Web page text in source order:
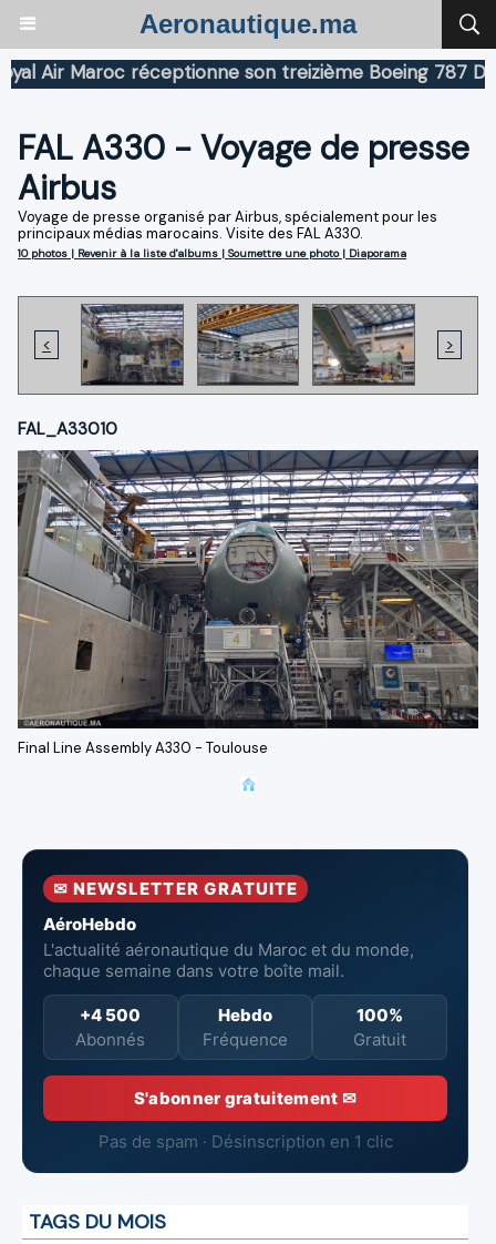
Aeronautique.ma
Maroc réceptionne son treizième Boeing 787
FAL A330 - Voyage de presse
Airbus
Voyage de presse organisé par Airbus, spécialement pour les
principaux médias marocains. Visite des FAL A330.
10 photos | Revenir à la liste d'albums | Soumettre une photo | Diaporama
< >
FAL_A33010
Final Line Assembly A330 - Toulouse
✉ NEWSLETTER GRATUITE
AéroHebdo
L'actualité aéronautique du Maroc et du monde,
chaque semaine dans votre boîte mail.
+4 500
Abonnés
Hebdo
Fréquence
100%
Gratuit
S'abonner gratuitement ✉
Pas de spam · Désinscription en 1 clic
TAGS DU MOIS